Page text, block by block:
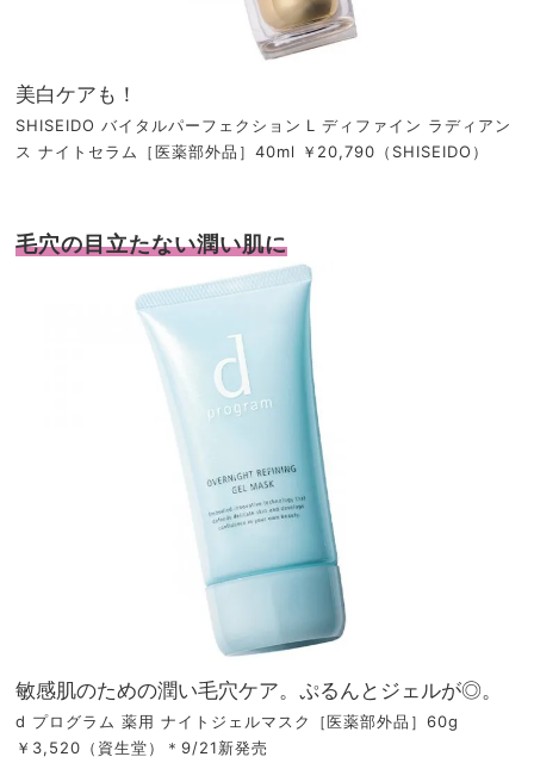
美白ケアも！
SHISEIDO バイタルパーフェクション L ディファイン ラディアン
ス ナイトセラム［医薬部外品］40ml ￥20,790（SHISEIDO）
毛穴の目立たない潤い肌に
敏感肌のための潤い毛穴ケア。ぷるんとジェルが◎。
d プログラム 薬用 ナイトジェルマスク［医薬部外品］60g
￥3,520（資生堂）＊9/21新発売